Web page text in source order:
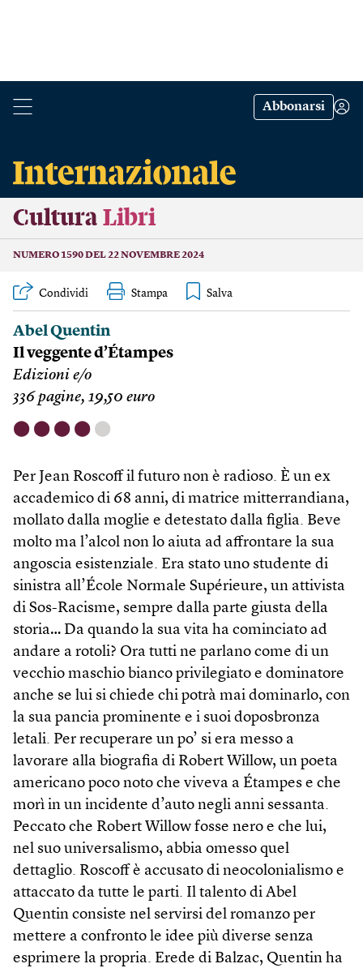
Abbonarsi
Cultura Libri
NUMERO 1590 DEL 22 NOVEMBRE 2024
Condividi Stampa
Abel Quentin
Il veggente d’Étampes
Edizioni e/o
336 pagine, 19,50 euro
⬤ ⬤ ⬤ ⬤ ⬤
Per Jean Roscoff il futuro non è radioso. È un ex
accademico di 68 anni, di matrice mitterrandiana,
mollato dalla moglie e detestato dalla figlia. Beve
molto ma l’alcol non lo aiuta ad affrontare la sua
angoscia esistenziale. Era stato uno studente di
sinistra all’École Normale Supérieure, un attivista
di Sos-Racisme, sempre dalla parte giusta della
storia… Da quando la sua vita ha cominciato ad
andare a rotoli? Ora tutti ne parlano come di un
vecchio maschio bianco privilegiato e dominatore
anche se lui si chiede chi potrà mai dominarlo, con
la sua pancia prominente e i suoi doposbronza
letali. Per recuperare un po’ si era messo a
lavorare alla biografia di Robert Willow, un poeta
americano poco noto che viveva a Étampes e che
morì in un incidente d’auto negli anni sessanta.
Peccato che Robert Willow fosse nero e che lui,
nel suo universalismo, abbia omesso quel
dettaglio. Roscoff è accusato di neocolonialismo e
attaccato da tutte le parti. Il talento di Abel
Quentin consiste nel servirsi del romanzo per
mettere a confronto le idee più diverse senza
esprimere la propria. Erede di Balzac, Quentin ha